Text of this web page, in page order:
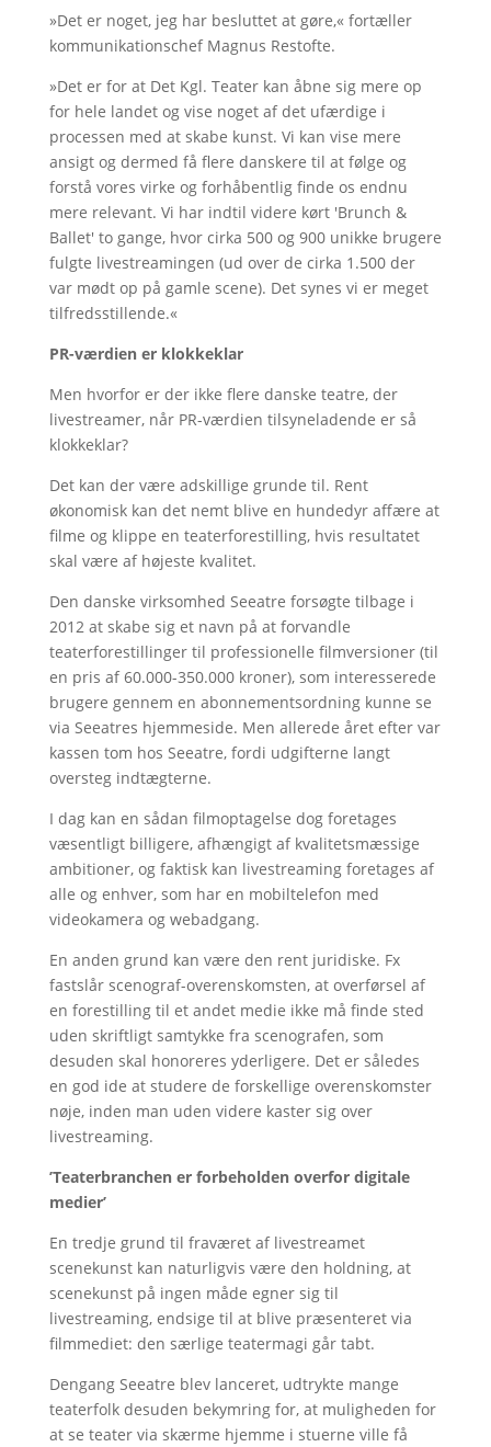
»Det er noget, jeg har besluttet at gøre,« fortæller
kommunikationschef Magnus Restofte.
»Det er for at Det Kgl. Teater kan åbne sig mere op
for hele landet og vise noget af det ufærdige i
processen med at skabe kunst. Vi kan vise mere
ansigt og dermed få flere danskere til at følge og
forstå vores virke og forhåbentlig finde os endnu
mere relevant. Vi har indtil videre kørt 'Brunch &
Ballet' to gange, hvor cirka 500 og 900 unikke brugere
fulgte livestreamingen (ud over de cirka 1.500 der
var mødt op på gamle scene). Det synes vi er meget
tilfredsstillende.«
PR-værdien er klokkeklar
Men hvorfor er der ikke flere danske teatre, der
livestreamer, når PR-værdien tilsyneladende er så
klokkeklar?
Det kan der være adskillige grunde til. Rent
økonomisk kan det nemt blive en hundedyr affære at
filme og klippe en teaterforestilling, hvis resultatet
skal være af højeste kvalitet.
Den danske virksomhed Seeatre forsøgte tilbage i
2012 at skabe sig et navn på at forvandle
teaterforestillinger til professionelle filmversioner (til
en pris af 60.000-350.000 kroner), som interesserede
brugere gennem en abonnementsordning kunne se
via Seeatres hjemmeside. Men allerede året efter var
kassen tom hos Seeatre, fordi udgifterne langt
oversteg indtægterne.
I dag kan en sådan filmoptagelse dog foretages
væsentligt billigere, afhængigt af kvalitetsmæssige
ambitioner, og faktisk kan livestreaming foretages af
alle og enhver, som har en mobiltelefon med
videokamera og webadgang.
En anden grund kan være den rent juridiske. Fx
fastslår scenograf-overenskomsten, at overførsel af
en forestilling til et andet medie ikke må finde sted
uden skriftligt samtykke fra scenografen, som
desuden skal honoreres yderligere. Det er således
en god ide at studere de forskellige overenskomster
nøje, inden man uden videre kaster sig over
livestreaming.
’Teaterbranchen er forbeholden overfor digitale
medier’
En tredje grund til fraværet af livestreamet
scenekunst kan naturligvis være den holdning, at
scenekunst på ingen måde egner sig til
livestreaming, endsige til at blive præsenteret via
filmmediet: den særlige teatermagi går tabt.
Dengang Seeatre blev lanceret, udtrykte mange
teaterfolk desuden bekymring for, at muligheden for
at se teater via skærme hjemme i stuerne ville få